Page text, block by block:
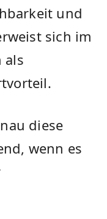
und
sich im
als
diese
wenn es